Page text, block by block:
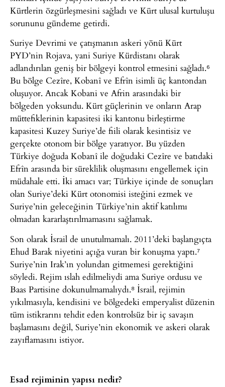
Kürtlerin özgürleşmesini sağladı ve Kürt ulusal kurtuluşu
sorununu gündeme getirdi.
Suriye Devrimi ve çatışmanın askeri yönü Kürt
PYD’nin Rojava, yani Suriye Kürdistanı olarak
adlandırılan geniş bir bölgeyi kontrol etmesini sağladı.⁶
Bu bölge Cezîre, Kobanî ve Efrîn isimli üç kantondan
oluşuyor. Ancak Kobani ve Afrin arasındaki bir
bölgeden yoksundu. Kürt güçlerinin ve onların Arap
müttefiklerinin kapasitesi iki kantonu birleştirme
kapasitesi Kuzey Suriye’de fiili olarak kesintisiz ve
gerçekte otonom bir bölge yaratıyor. Bu yüzden
Türkiye doğuda Kobanî ile doğudaki Cezîre ve batıdaki
Efrîn arasında bir süreklilik oluşmasını engellemek için
müdahale etti. İki amacı var; Türkiye içinde de sonuçları
olan Suriye’deki Kürt otonomisi isteğini ezmek ve
Suriye’nin geleceğinin Türkiye’nin aktif katılımı
olmadan kararlaştırılmamasını sağlamak.
Son olarak İsrail de unutulmamalı. 2011’deki başlangıçta
Ehud Barak niyetini açığa vuran bir konuşma yaptı.⁷
Suriye’nin Irak’ın yolundan gitmemesi gerektiğini
söyledi. Rejim ıslah edilmeliydi ama Suriye ordusu ve
Baas Partisine dokunulmamalıydı.⁸ İsrail, rejimin
yıkılmasıyla, kendisini ve bölgedeki emperyalist düzenin
tüm istikrarını tehdit eden kontrolsüz bir iç savaşın
başlamasını değil, Suriye’nin ekonomik ve askeri olarak
zayıflamasını istiyor.
Esad rejiminin yapısı nedir?